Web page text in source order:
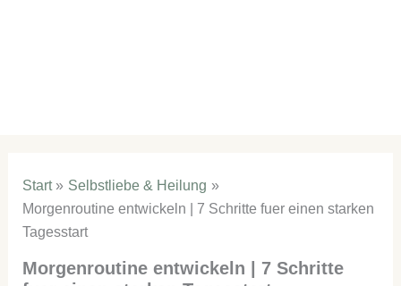
Start
Selbstliebe & Heilung
Morgenroutine entwickeln | 7 Schritte fuer einen starken
Tagesstart
Morgenroutine entwickeln | 7 Schritte